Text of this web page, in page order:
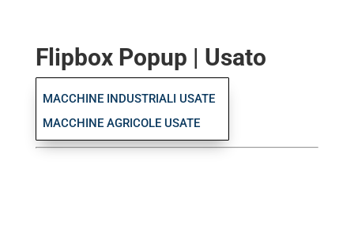
Flipbox Popup | Usato
MACCHINE INDUSTRIALI USATE
MACCHINE AGRICOLE USATE